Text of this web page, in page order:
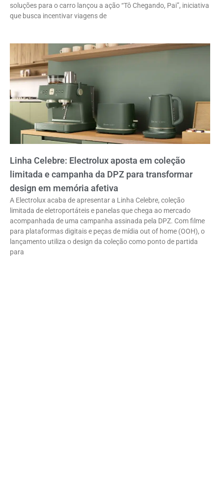
soluções para o carro lançou a ação “Tô Chegando, Pai”, iniciativa
que busca incentivar viagens de
Linha Celebre: Electrolux aposta em coleção
limitada e campanha da DPZ para transformar
design em memória afetiva
A Electrolux acaba de apresentar a Linha Celebre, coleção
limitada de eletroportáteis e panelas que chega ao mercado
acompanhada de uma campanha assinada pela DPZ. Com filme
para plataformas digitais e peças de mídia out of home (OOH), o
lançamento utiliza o design da coleção como ponto de partida
para